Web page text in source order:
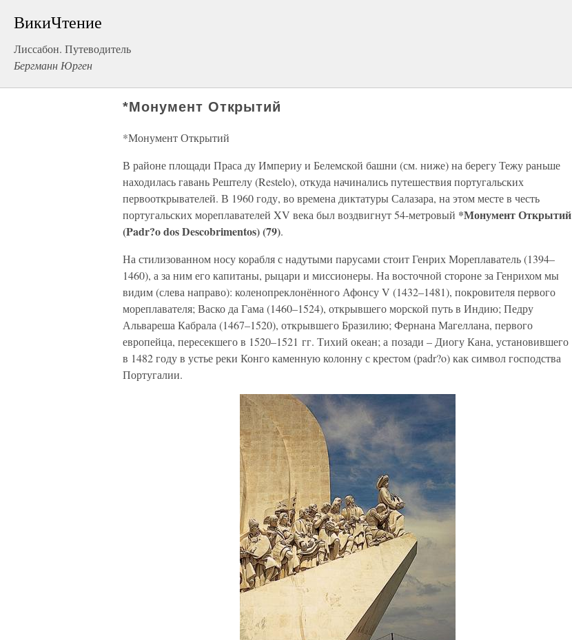
ВикиЧтение
Лиссабон. Путеводитель
Бергманн Юрген
*Монумент Открытий
*Монумент Открытий
В районе площади Праса ду Империу и Белемской башни (см. ниже) на берегу Тежу раньше
находилась гавань Рештелу (Restelo), откуда начинались путешествия португальских
первооткрывателей. В 1960 году, во времена диктатуры Салазара, на этом месте в честь
португальских мореплавателей XV века был воздвигнут 54-метровый *Монумент Открытий
(Padr?o dos Descobrimentos) (79).
На стилизованном носу корабля с надутыми парусами стоит Генрих Мореплаватель (1394–
1460), а за ним его капитаны, рыцари и миссионеры. На восточной стороне за Генрихом мы
видим (слева направо): коленопреклонённого Афонсу V (1432–1481), покровителя первого
мореплавателя; Васко да Гама (1460–1524), открывшего морской путь в Индию; Педру
Альвареша Кабрала (1467–1520), открывшего Бразилию; Фернана Магеллана, первого
европейца, пересекшего в 1520–1521 гг. Тихий океан; а позади – Диогу Кана, установившего
в 1482 году в устье реки Конго каменную колонну с крестом (padr?o) как символ господства
Португалии.